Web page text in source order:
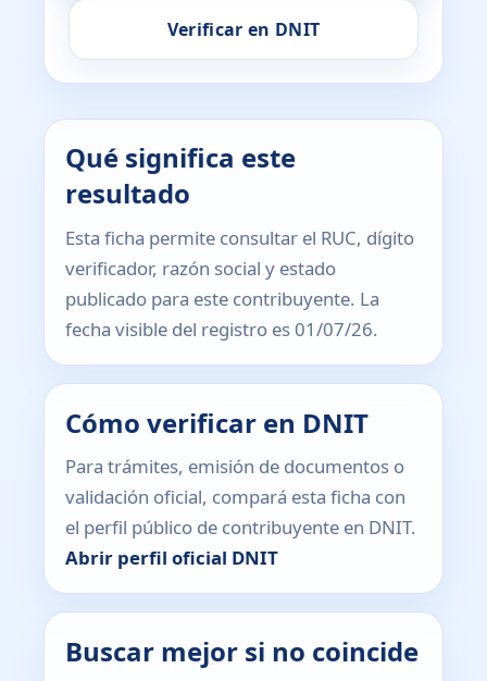
Verificar en DNIT
Qué significa este
resultado
Esta ficha permite consultar el RUC, dígito
verificador, razón social y estado
publicado para este contribuyente. La
fecha visible del registro es 01/07/26.
Cómo verificar en DNIT
Para trámites, emisión de documentos o
validación oficial, compará esta ficha con
el perfil público de contribuyente en DNIT.
Abrir perfil oficial DNIT
Buscar mejor si no coincide